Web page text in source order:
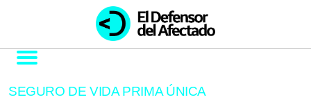
SEGURO DE VIDA PRIMA ÚNICA